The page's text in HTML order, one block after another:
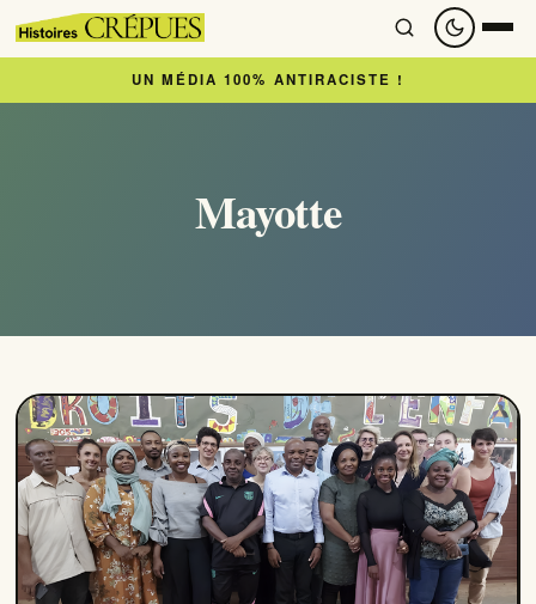
Newsletter
À regarder
Nous soutenir
Qui Sommes Nous ?
UN MÉDIA 100% ANTIRACISTE !
Mayotte